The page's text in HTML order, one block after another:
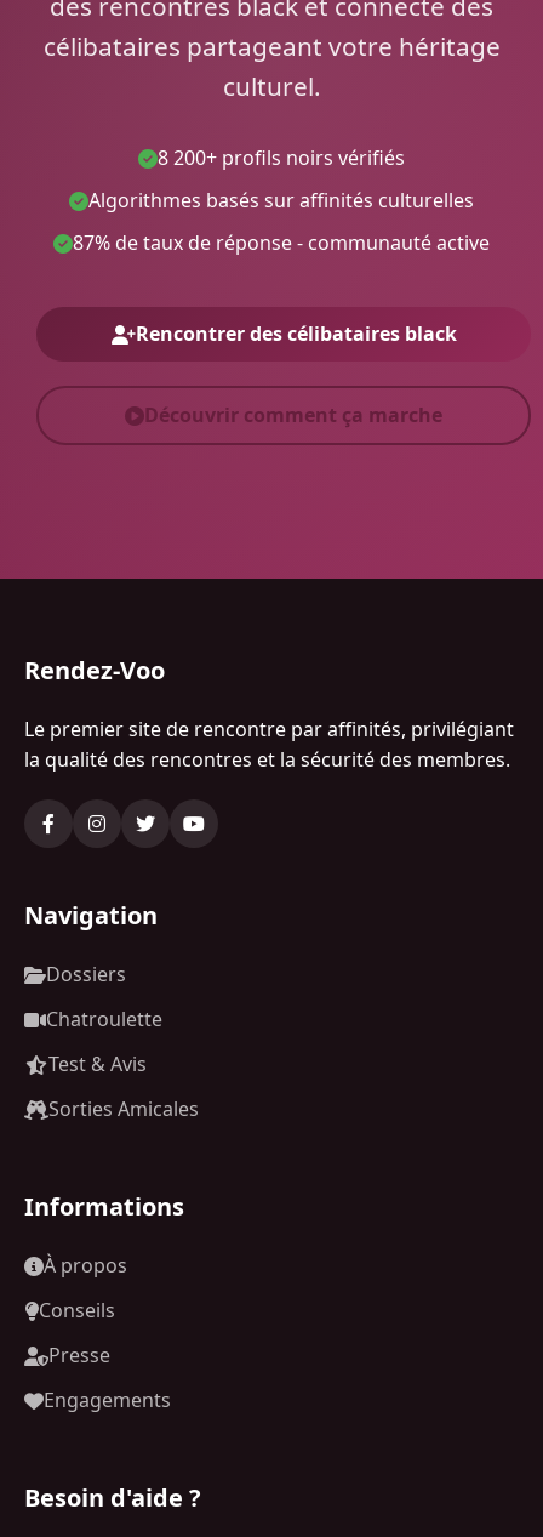
célibataires partageant votre héritage
culturel.
8 200+ profils noirs vérifiés
Algorithmes basés sur affinités culturelles
87% de taux de réponse - communauté active
Rencontrer des célibataires black
Découvrir comment ça marche
Rendez-Voo
Le premier site de rencontre par affinités, privilégiant
la qualité des rencontres et la sécurité des membres.
Navigation
Dossiers
Chatroulette
Test & Avis
Sorties Amicales
Informations
À propos
Conseils
Presse
Engagements
Besoin d'aide ?